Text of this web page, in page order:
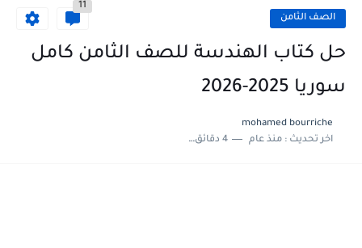
سلم تصحيح مادة اللغة العربية لشهادة التعليم الاساسي والاعدادية الشرعية...
حل أسئلة الكيمياء بكالوريا علمي دورة 2026
الصف الثامن
11
حل كتاب الهندسة للصف الثامن كامل
سوريا 2025-2026
mohamed bourriche
اخر تحديث :منذ عام 4 دقائق للقراءة